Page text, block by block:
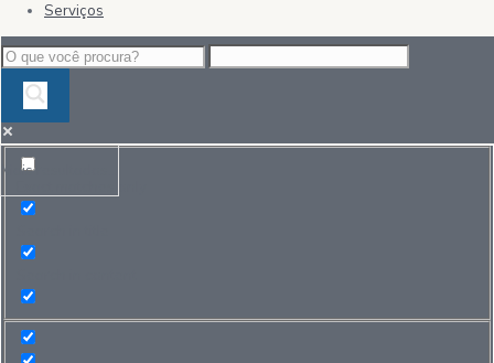
Serviços
Mais resultados...